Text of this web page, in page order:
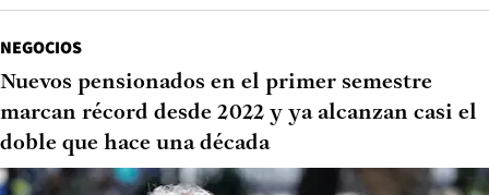
NEGOCIOS
Nuevos pensionados en el primer semestre
marcan récord desde 2022 y ya alcanzan casi el
doble que hace una década